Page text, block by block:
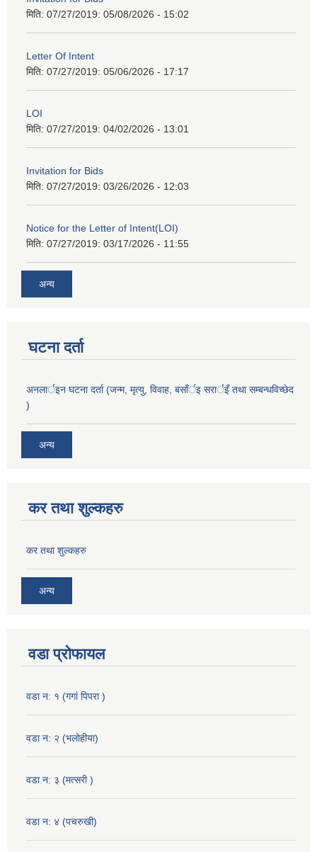
मिति: 07/27/2019: 05/08/2026 - 15:02
Letter Of Intent
मिति: 07/27/2019: 05/06/2026 - 17:17
LOI
मिति: 07/27/2019: 04/02/2026 - 13:01
Invitation for Bids
मिति: 07/27/2019: 03/26/2026 - 12:03
Notice for the Letter of Intent(LOI)
मिति: 07/27/2019: 03/17/2026 - 11:55
अन्य
घटना दर्ता
अनलार्इन घटना दर्ता (जन्म, मृत्यु, विवाह, बसाँर्इ सरार्इँ तथा सम्बन्धविच्छेद
)
अन्य
कर तथा शुल्कहरु
कर तथा शुल्कहरु
अन्य
वडा प्रोफायल
वडा न: १ (गगां पिपरा )
वडा न: २ (भलोहीया)
वडा न: ३ (मत्सरी )
वडा न: ४ (पचरुखी)